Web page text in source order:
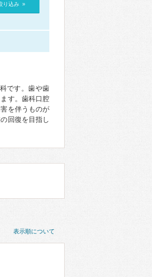
り込み »
です。歯や歯
す。歯科口腔
を伴うものが
回復を目指し
表示順について